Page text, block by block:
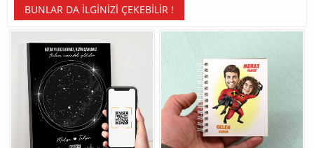
BUNLAR DA İLGINIZI ÇEKEBILIR !